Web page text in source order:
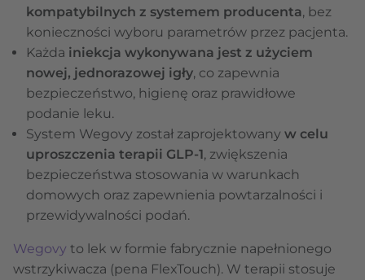
kompatybilnych z systemem producenta, bez
konieczności wyboru parametrów przez pacjenta.
Każda iniekcja wykonywana jest z użyciem
nowej, jednorazowej igły, co zapewnia
bezpieczeństwo, higienę oraz prawidłowe
podanie leku.
System Wegovy został zaprojektowany w celu
uproszczenia terapii GLP-1, zwiększenia
bezpieczeństwa stosowania w warunkach
domowych oraz zapewnienia powtarzalności i
przewidywalności podań.
Wegovy to lek w formie fabrycznie napełnionego
wstrzykiwacza (pena FlexTouch). W terapii stosuje